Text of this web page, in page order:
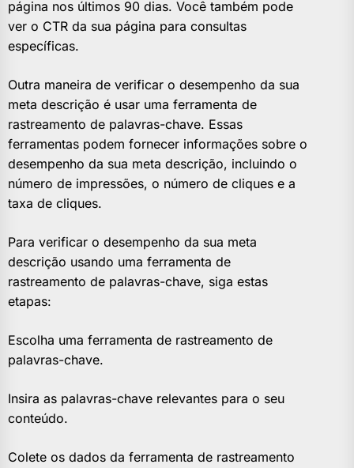
página nos últimos 90 dias. Você também pode
ver o CTR da sua página para consultas
específicas.
Outra maneira de verificar o desempenho da sua
meta descrição é usar uma ferramenta de
rastreamento de palavras-chave. Essas
ferramentas podem fornecer informações sobre o
desempenho da sua meta descrição, incluindo o
número de impressões, o número de cliques e a
taxa de cliques.
Para verificar o desempenho da sua meta
descrição usando uma ferramenta de
rastreamento de palavras-chave, siga estas
etapas:
Escolha uma ferramenta de rastreamento de
palavras-chave.
Insira as palavras-chave relevantes para o seu
conteúdo.
Colete os dados da ferramenta de rastreamento